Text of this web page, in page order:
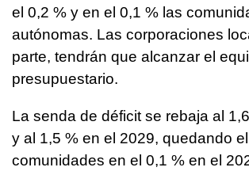
el 0,2 % y en el 0,1 % las
autónomas. Las corporaciones
parte, tendrán que alcanzar el
presupuestario.
La senda de déficit se rebaja al
y al 1,5 % en el 2029, quedando
comunidades en el 0,1 % en el